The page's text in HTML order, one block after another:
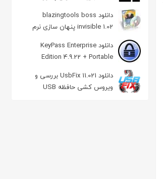
در ویندوز
دانلود blazingtools boss
invisible 1.02 پنهان سازی نرم
افزارها
دانلود KeyPass Enterprise
Edition 4.9.22 + Portable
مدیریت پسوردها
دانلود UsbFix 11.021 بررسی و
ویروس کشی حافظه USB